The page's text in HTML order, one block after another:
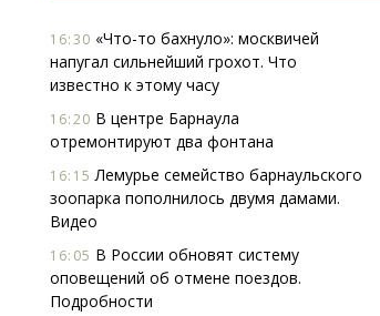
16:30 «Что-то бахнуло»: москвичей
напугал сильнейший грохот. Что
известно к этому часу
16:20 В центре Барнаула
отремонтируют два фонтана
16:15 Лемурье семейство барнаульского
зоопарка пополнилось двумя дамами.
Видео
16:05 В России обновят систему
оповещений об отмене поездов.
Подробности